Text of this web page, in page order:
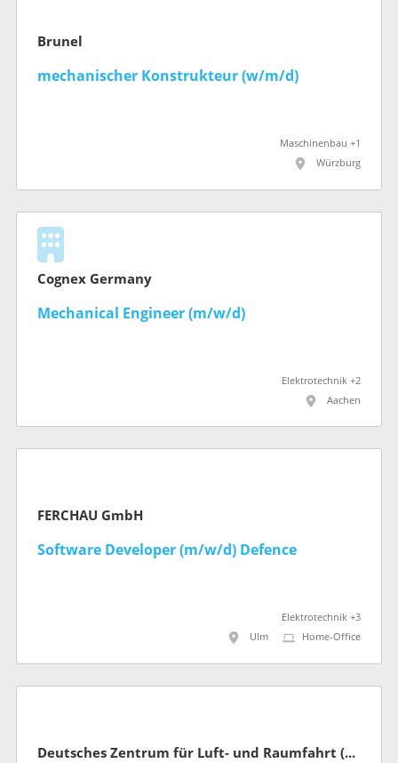
Brunel
mechanischer Konstrukteur (w/m/d)
Maschinenbau +1
Würzburg
Cognex Germany
Mechanical Engineer (m/w/d)
Elektrotechnik +2
Aachen
FERCHAU GmbH
Software Developer (m/w/d) Defence
Elektrotechnik +3
Ulm
Home-Office
Deutsches Zentrum für Luft- und Raumfahrt (DLR)